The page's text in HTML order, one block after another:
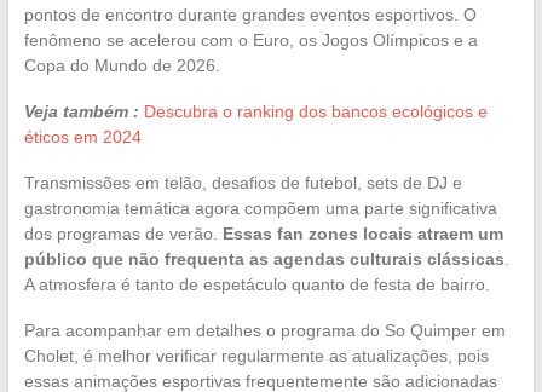
pontos de encontro durante grandes eventos esportivos. O
fenômeno se acelerou com o Euro, os Jogos Olímpicos e a
Copa do Mundo de 2026.
Veja também : Descubra o ranking dos bancos ecológicos e
éticos em 2024
Transmissões em telão, desafios de futebol, sets de DJ e
gastronomia temática agora compõem uma parte significativa
dos programas de verão. Essas fan zones locais atraem um
público que não frequenta as agendas culturais clássicas
A atmosfera é tanto de espetáculo quanto de festa de bairro.
Para acompanhar em detalhes o programa do So Quimper em
Cholet, é melhor verificar regularmente as atualizações, pois
essas animações esportivas frequentemente são adicionadas